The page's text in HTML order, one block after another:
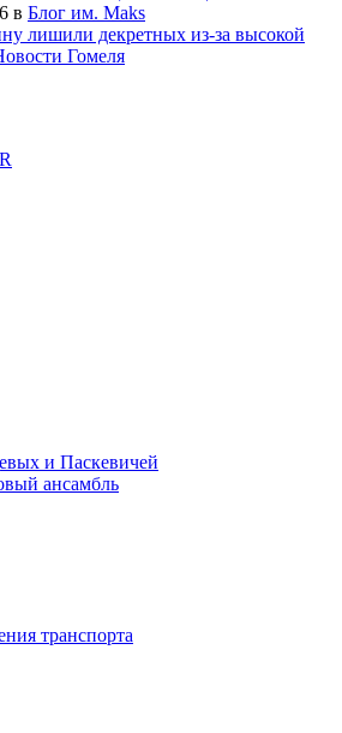
6 в Блог им. Maks
лишили декретных из-за высокой
Гомеля
и Паскевичей
ансамбль
транспорта